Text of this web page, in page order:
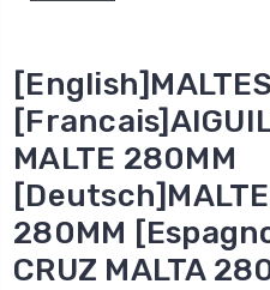
MALTE 280MM
280MM
CRUZ MALTA